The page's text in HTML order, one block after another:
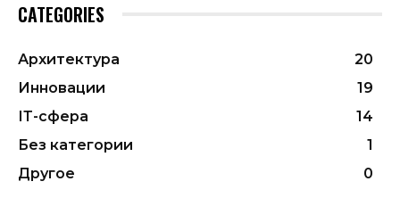
CATEGORIES
Архитектура
20
Инновации
19
ІТ-сфера
14
Без категории
1
Другое
0